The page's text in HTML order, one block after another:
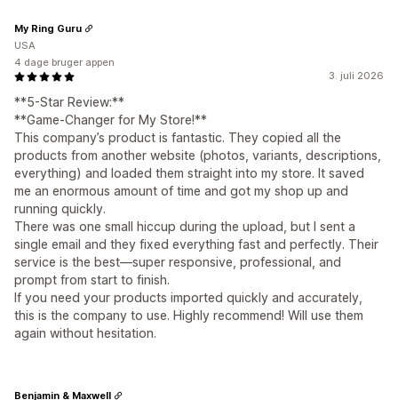
3. juli 2026
**5-Star Review:**
**Game-Changer for My Store!**
This company’s product is fantastic. They copied all the
products from another website (photos, variants, descriptions,
everything) and loaded them straight into my store. It saved
me an enormous amount of time and got my shop up and
running quickly.
There was one small hiccup during the upload, but I sent a
single email and they fixed everything fast and perfectly. Their
service is the best—super responsive, professional, and
prompt from start to finish.
If you need your products imported quickly and accurately,
this is the company to use. Highly recommend! Will use them
again without hesitation.
My Ring Guru
USA
4 dage bruger appen
Benjamin & Maxwell